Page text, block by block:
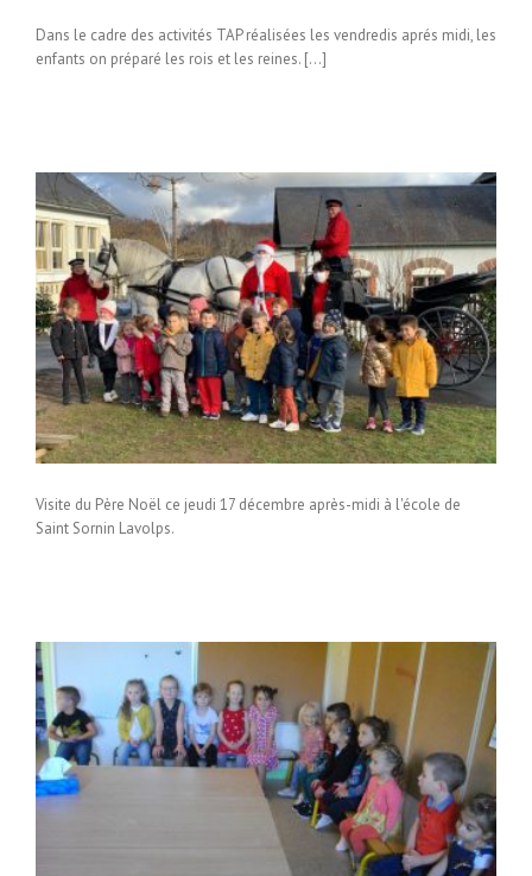
Dans le cadre des activités TAP réalisées les vendredis aprés midi, les
enfants on préparé les rois et les reines. […]
Visite du Père Noël ce jeudi 17 décembre après-midi à l'école de
Saint Sornin Lavolps.